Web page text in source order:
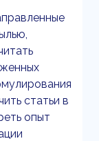
статьи в
опыт